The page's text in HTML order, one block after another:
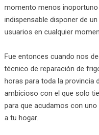
momento menos
indispensable disponer de
usuarios en cualquier
Fue entonces cuando nos
técnico de reparación de
horas para toda la provincia
ambicioso con el que solo
para que acudamos con
a tu hogar.